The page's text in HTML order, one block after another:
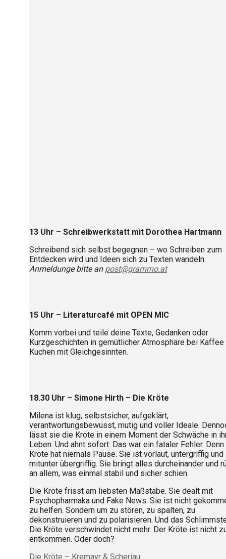
13 Uhr – Schreibwerkstatt mit Dorothea Hartmann
Schreibend sich selbst begegnen – wo Schreiben zum
Entdecken wird und Ideen sich zu Texten wandeln.
Anmeldunge bitte an post@grammo.at
15 Uhr – Literaturcafé mit OPEN MIC
Komm vorbei und teile deine Texte, Gedanken oder
Kurzgeschichten in gemütlicher Atmosphäre bei Kaffee
Kuchen mit Gleichgesinnten.
18.30 Uhr – Simone Hirth – Die Kröte
Milena ist klug, selbstsicher, aufgeklärt,
verantwortungsbewusst, mutig und voller Ideale.
lässt sie die Kröte in einem Moment der Schwäche in
Leben. Und ahnt sofort: Das war ein fataler Fehler.
Kröte hat niemals Pause. Sie ist vorlaut, untergriffig und
mitunter übergriffig. Sie bringt alles durcheinander und
an allem, was einmal stabil und sicher schien.
Die Kröte frisst am liebsten Maßstäbe. Sie dealt mit
Psychopharmaka und Fake News. Sie ist nicht
zu helfen. Sondern um zu stören, zu spalten, zu
dekonstruieren und zu polarisieren. Und das
Die Kröte verschwindet nicht mehr. Der Kröte ist nicht
entkommen. Oder doch?
Die Kröte – Kremayr & Scheriau